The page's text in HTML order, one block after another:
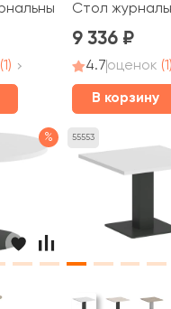
столов СЕТ
(1)
Стол
9 336
4.7оценок (1)
В корзину
% 55553